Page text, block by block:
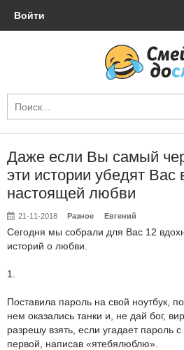
Войти
Даже если Вы самый
эти истории убедят Вас
настоящей любви
21-11-2018 Разное Евгений
Сегодня мы собрали для Вас 12
историй о любви.
1.
Поставила пароль на свой ноутбук,
нем оказались танки и, не дай бог,
разрешу взять, если угадает пароль
первой, написав «ятебялюблю».